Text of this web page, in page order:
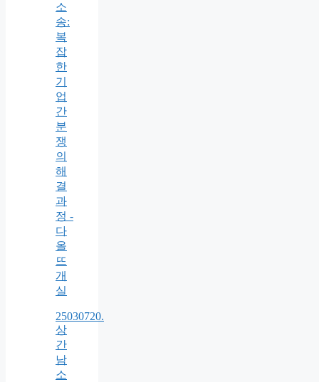
소
송:
복
잡
한
기
업
간
분
쟁
의
해
결
과
정 -
다
올
뜨
개
실
25030720.
상
간
남
소